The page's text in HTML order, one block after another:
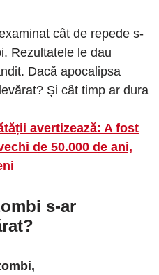
cât de repede s-
Rezultatele le dau
Dacă apocalipsa
Și cât timp ar dura
avertizează: A fost
de 50.000 de ani,
s-ar